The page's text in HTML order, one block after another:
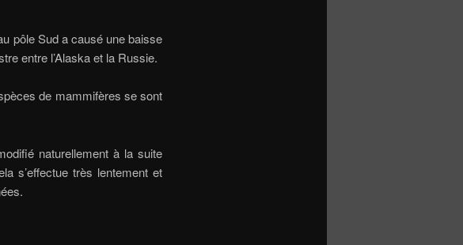
pôle Sud a causé une baisse
entre l’Alaska et la Russie.
de mammifères se sont
naturellement à la suite
s’effectue très lentement et